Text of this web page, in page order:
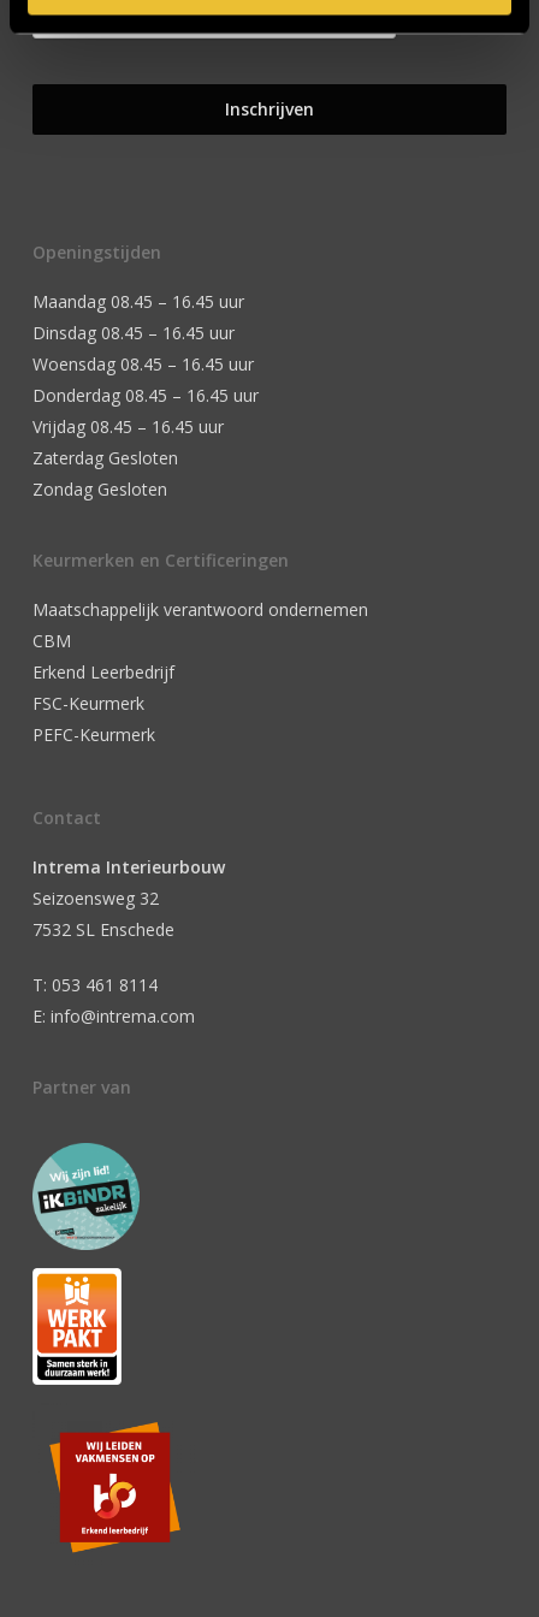
Openingstijden
Maandag 08.45 – 16.45 uur
Dinsdag 08.45 – 16.45 uur
Woensdag 08.45 – 16.45 uur
Donderdag 08.45 – 16.45 uur
Vrijdag 08.45 – 16.45 uur
Zaterdag Gesloten
Zondag Gesloten
Keurmerken en Certificeringen
Maatschappelijk verantwoord ondernemen
CBM
Erkend Leerbedrijf
FSC-Keurmerk
PEFC-Keurmerk
Contact
Intrema Interieurbouw
Seizoensweg 32
7532 SL Enschede
T: 053 461 8114
E: info@intrema.com
Partner van